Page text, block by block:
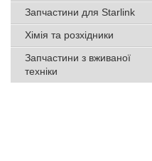
Запчастини для Starlink
Хімія та розхідники
Запчастини з вживаної
техніки